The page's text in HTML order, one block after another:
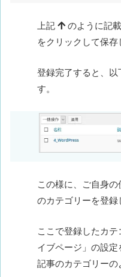
上記 のように記
をクリックして保存
登録完了すると、以
す。
この様に、ご自身
のカテゴリーを登録
ここで登録したカ
イブページ」の設定
記事のカテゴリーの